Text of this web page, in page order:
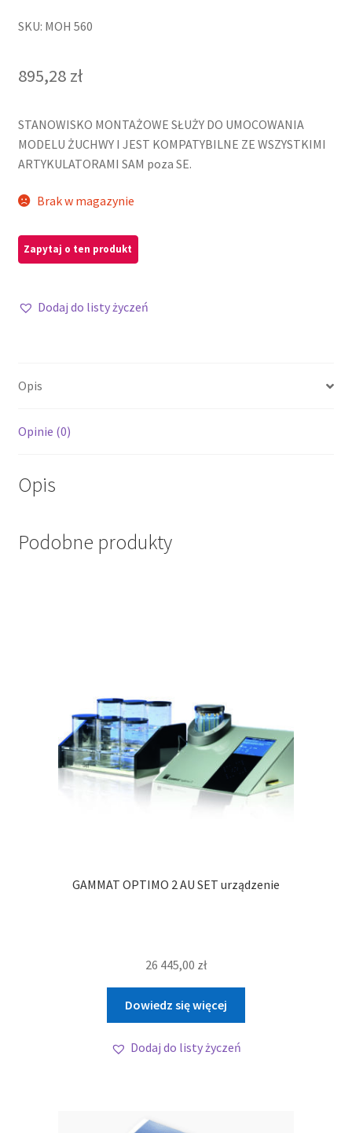
SKU: MOH 560
895,28 zł
STANOWISKO MONTAŻOWE SŁUŻY DO UMOCOWANIA
MODELU ŻUCHWY I JEST KOMPATYBILNE ZE WSZYSTKIMI
ARTYKULATORAMI SAM poza SE.
Brak w magazynie
Dodaj do listy życzeń
Opis
Opinie (0)
Opis
Podobne produkty
GAMMAT OPTIMO 2 AU SET urządzenie
26 445,00 zł
Dowiedz się więcej
Dodaj do listy życzeń